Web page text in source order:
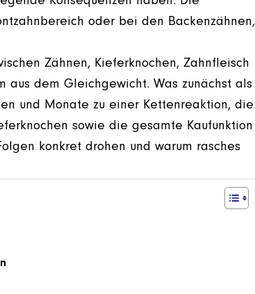
oder bei den Backenzähnen,
Zähnen, Kieferknochen, Zahnfleisch
aus dem Gleichgewicht. Was zunächst als
und Monate zu einer Kettenreaktion, die
sowie die gesamte Kaufunktion
konkret drohen und warum rasches